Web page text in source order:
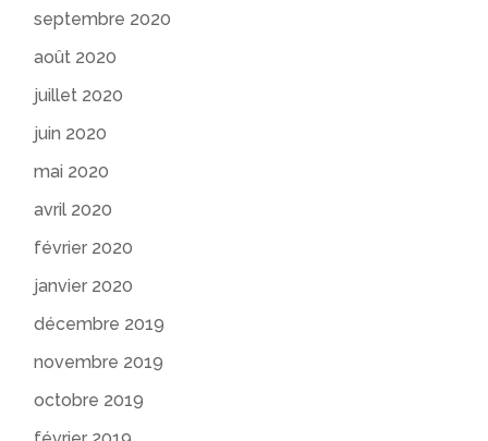
septembre 2020
août 2020
juillet 2020
juin 2020
mai 2020
avril 2020
février 2020
janvier 2020
décembre 2019
novembre 2019
octobre 2019